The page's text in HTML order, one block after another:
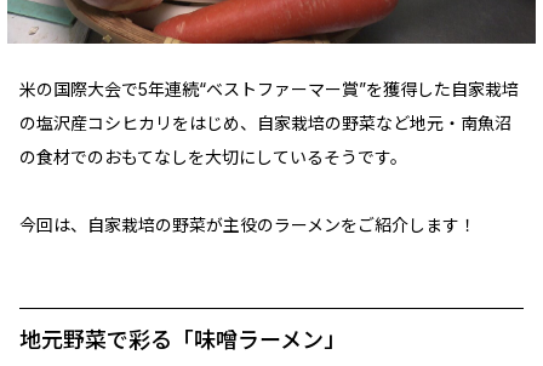
米の国際大会で5年連続“ベストファーマー賞”を獲得した自家栽培
の塩沢産コシヒカリをはじめ、自家栽培の野菜など地元・南魚沼
の食材でのおもてなしを大切にしているそうです。
今回は、自家栽培の野菜が主役のラーメンをご紹介します！
地元野菜で彩る「味噌ラーメン」